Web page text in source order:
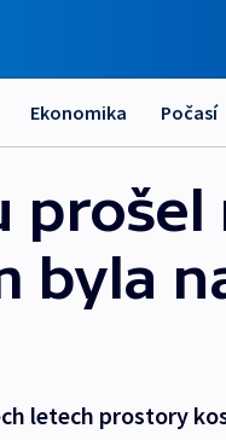
Ekonomika Počasí
byla
letech prostory